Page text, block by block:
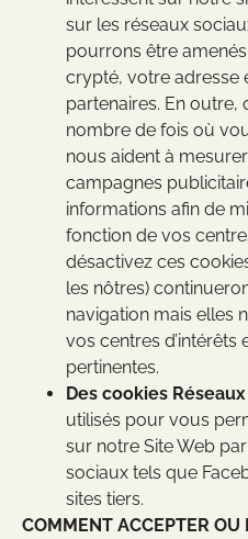
sur les réseaux
pourrons être
crypté, votre adresse
partenaires. En outre,
nombre de fois où
nous aident à
campagnes
informations afin de
fonction de vos
désactivez ces
les nôtres)
navigation mais elles
vos centres
pertinentes.
Des cookies
utilisés pour vous
sur notre Site Web
sociaux tels que
sites tiers.
COMMENT ACCEPTER OU